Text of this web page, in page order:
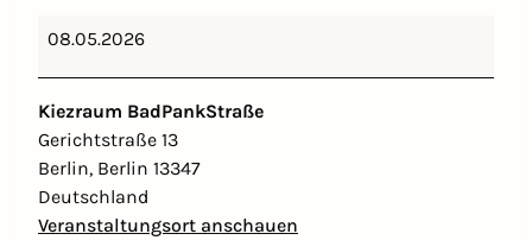
b
l
o
c
k
t
08.05.2026
Kiezraum BadPankStraße
Gerichtstraße 13
Berlin, Berlin 13347
Deutschland
Veranstaltungsort anschauen